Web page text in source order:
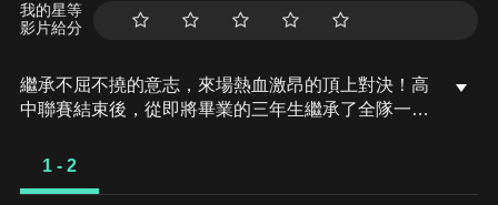
我的星等
影片給分
繼承不屈不撓的意志，來場熱血激昂的頂上對決！高
中聯賽結束後，從即將畢業的三年生繼承了全隊一齊
行著激烈的訓練。有一天，總北隊收到了熊本山路賽
1 - 2